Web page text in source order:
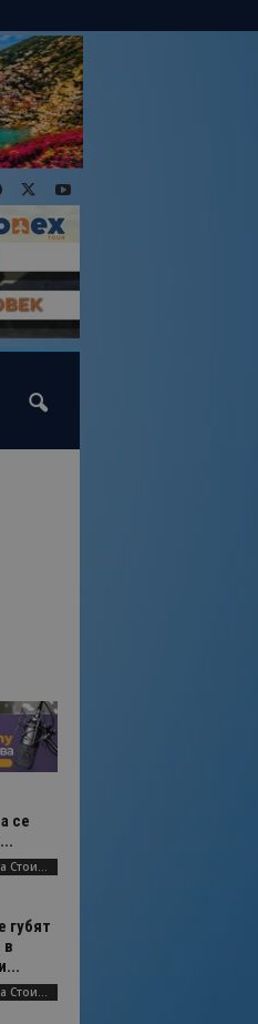
се
AI Travel Economy с Елица Стоилова
губят
в
AI Travel Economy с Елица Стоилова